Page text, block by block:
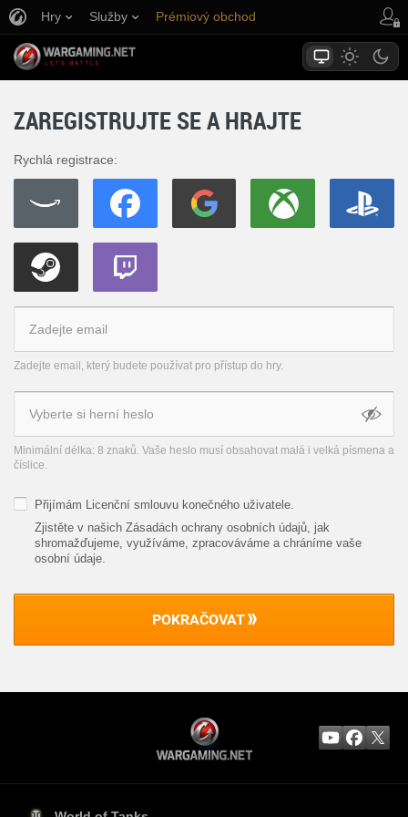
Hry Služby Prémiový obchod
ZAREGISTRUJTE SE A HRAJTE
Rychlá registrace:
Zadejte email, který budete používat pro přístup do hry.
Minimální délka: 8 znaků. Vaše heslo musí obsahovat malá i velká písmena a
číslice.
Přijímám Licenční smlouvu konečného uživatele.
Zjistěte v našich Zásadách ochrany osobních údajů, jak
shromažďujeme, využíváme, zpracováváme a chráníme vaše
osobní údaje.
POKRAČOVAT